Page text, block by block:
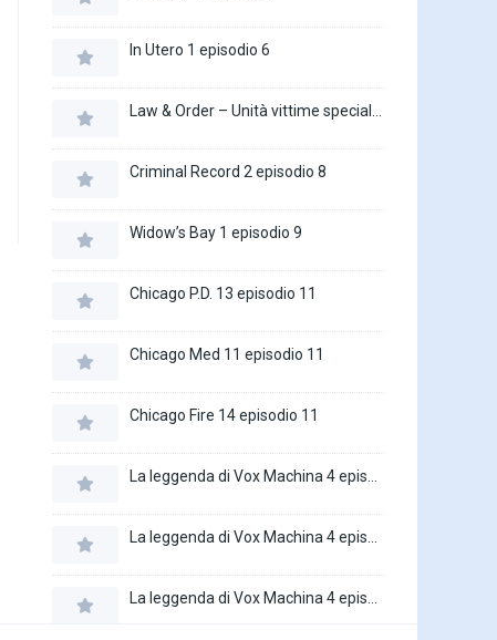
In Utero 1 episodio 6
Criminal Record 2 episodio 8
Widow’s Bay 1 episodio 9
Chicago P.D. 13 episodio 11
Chicago Med 11 episodio 11
Chicago Fire 14 episodio 11